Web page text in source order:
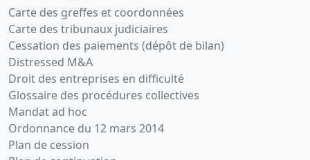
Carte des greffes et coordonnées
Carte des tribunaux judiciaires
Cessation des paiements (dépôt de bilan)
Distressed M&A
Droit des entreprises en difficulté
Glossaire des procédures collectives
Mandat ad hoc
Ordonnance du 12 mars 2014
Plan de cession